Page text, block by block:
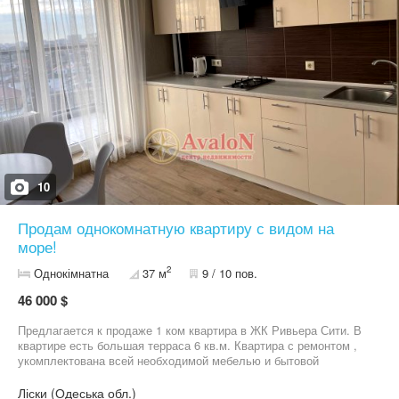
свій шанс на вигідну покупку! Показ у зручний час. Допоможемо
з оформленням!
10
Продам однокомнатную квартиру с видом на
море!
Однокімнатна 37 м2 9 / 10 пов.
46 000 $
Предлагается к продаже 1 ком квартира в ЖК Ривьера Сити. В
квартире есть большая терраса 6 кв.м. Квартира с ремонтом ,
укомплектована всей необходимой мебелью и бытовой
теплый пол в санузле. Панорамное остекление , вид моря.
Ліски (Одеська обл.)